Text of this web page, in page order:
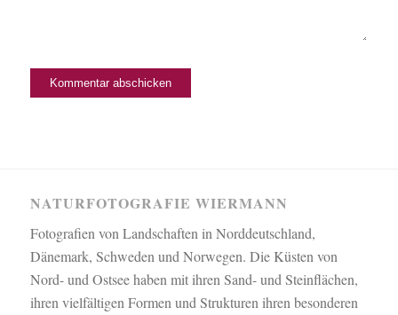
NATURFOTOGRAFIE WIERMANN
Fotografien von Landschaften in Norddeutschland,
Dänemark, Schweden und Norwegen. Die Küsten von
Nord- und Ostsee haben mit ihren Sand- und Steinflächen,
ihren vielfältigen Formen und Strukturen ihren besonderen